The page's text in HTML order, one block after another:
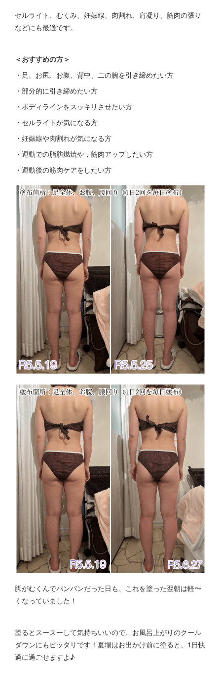
セルライト、むくみ、妊娠線、肉割れ、肩凝り、筋肉の張り
などにも最適です。
＜おすすめの方＞
・足、お尻、お腹、背中、二の腕を引き締めたい方
・部分的に引き締めたい方
・ボディラインをスッキリさせたい方
・セルライトが気になる方
・妊娠線や肉割れが気になる方
・運動での脂肪燃焼や，筋肉アップしたい方
・運動後の筋肉ケアをしたい方
脚がむくんでパンパンだった日も、これを塗った翌朝は軽〜
くなっていました！
塗るとスースーして気持ちいいので、お風呂上がりのクール
ダウンにもピッタリです！夏場はお出かけ前に塗ると、1日快
適に過ごせますよ♪